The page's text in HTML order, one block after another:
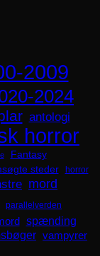
2009
2024
antologi
horror
Fantasy
steder horror
mord
parallelverden
spænding
vampyrer